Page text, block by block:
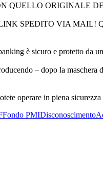
QUELLO ORIGINALE
SPEDITO VIA MAIL!
è sicuro e protetto da
– dopo la
operare in piena
Fondo PMIDisconoscimento